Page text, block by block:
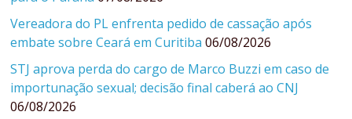
Vereadora do PL enfrenta pedido de cassação após
embate sobre Ceará em Curitiba 06/08/2026
STJ aprova perda do cargo de Marco Buzzi em caso de
importunação sexual; decisão final caberá ao CNJ
06/08/2026